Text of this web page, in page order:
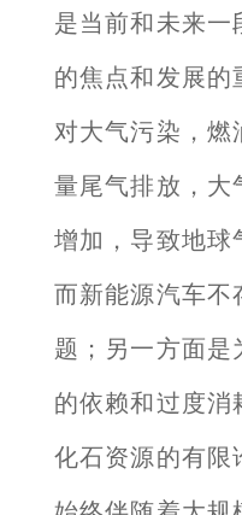
是当前和未来一
的焦点和发展的
对大气污染，燃
量尾气排放，大
增加，导致地球
而新能源汽车不
题；另一方面是
的依赖和过度消
化石资源的有限